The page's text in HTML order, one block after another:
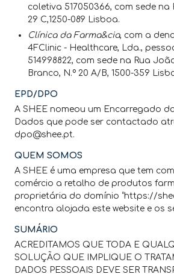
coletiva 517050366, com sede na
29 C,1250-089 Lisboa.
Clínica da Farma&cia, com a
4FClinic - Healthcare, Lda.,
514998822, com sede na Rua
Branco, N.º 20 A/B, 1500-359
EPD/DPO
A SHEE nomeou um Encarregado
Dados que pode ser contactado
dpo@shee.pt.
QUEM SOMOS
A SHEE é uma empresa que tem
comércio a retalho de produtos
proprietária do domínio “https://
encontra alojada este website e os
SUMÁRIO
ACREDITAMOS QUE TODA E
SOLUÇÃO QUE IMPLIQUE O
DADOS PESSOAIS DEVE SER